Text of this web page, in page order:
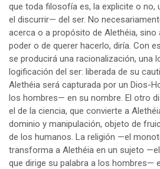
que toda filosofía es, la explicite o
el discurrir— del ser. No
acerca o a propósito de Alethéia, sino
poder o de querer hacerlo, diría. Con
se producirá una racionalización, una
logificación del ser: liberada de su
Alethéia será capturada por un Dios-
los hombres— en su nombre. El otro
el de la ciencia, que convierte a
dominio y manipulación, objeto de
de los humanos. La religión —el
transforma a Alethéia en un sujeto
que dirige su palabra a los hombres—